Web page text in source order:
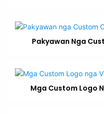
Pakyawan Nga
Mga Custom Logo